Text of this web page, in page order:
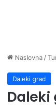
Naslovna /
Daleki grad
Daleki